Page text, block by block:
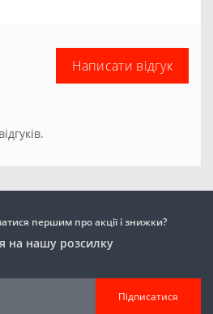
Написати відгук
першим про акції і знижки?
на нашу розсилку
Підписатися